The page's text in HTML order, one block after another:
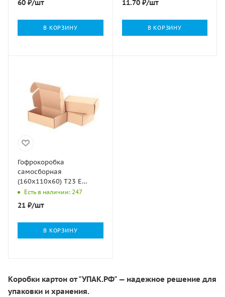
60 ₽/шт
В КОРЗИНУ
11.70₽/шт
В КОРЗИНУ
Гофрокоробка
самосборная
(160х110х60) Т23 Е
микрогофрокартон
бурый 1/100
Есть в наличии: 247
21 ₽/шт
В КОРЗИНУ
Коробки картон от "УПАК.РФ" — надежное решение для
упаковки и хранения.